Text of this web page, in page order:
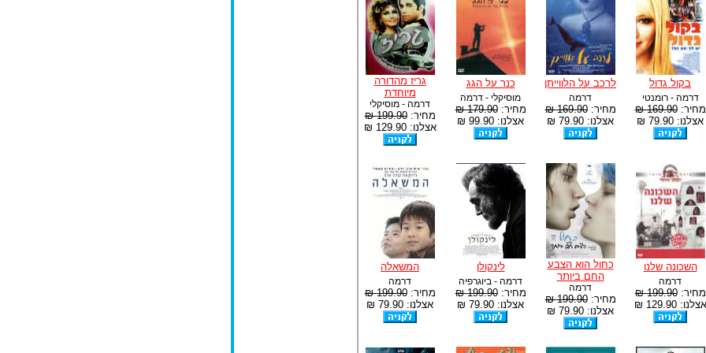
בקול גדול
דרמה - רומנטי
מחיר:169.90 ₪
אצלנו: 79.90 ₪
לרכב על הלווייתן
דרמה
מחיר:169.90 ₪
אצלנו: 79.90 ₪
כנר על הגג
מוסיקלי - דרמה
מחיר:179.90 ₪
אצלנו: 99.90 ₪
גריז מהדורה
מיוחדת
דרמה - מוסיקלי
מחיר:199.90 ₪
אצלנו: 129.90 ₪
השכונה שלנו
דרמה
מחיר:199.90 ₪
אצלנו: 129.90 ₪
כחול הוא הצבע
החם ביותר
דרמה
מחיר:199.90 ₪
אצלנו: 79.90 ₪
לינקולן
דרמה - ביוגרפיה
מחיר:199.90 ₪
אצלנו: 79.90 ₪
המשאלה
דרמה
מחיר:199.90 ₪
אצלנו: 79.90 ₪